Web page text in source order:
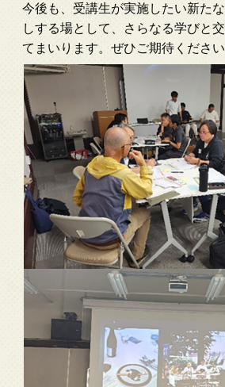
今後も、受講生が実施したい新た
しする場として、さらなる学びと
てまいります。ぜひご期待ください